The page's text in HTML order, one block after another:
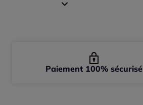
Paiement 100% sécurisé